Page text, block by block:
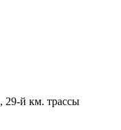
29-й км. трассы